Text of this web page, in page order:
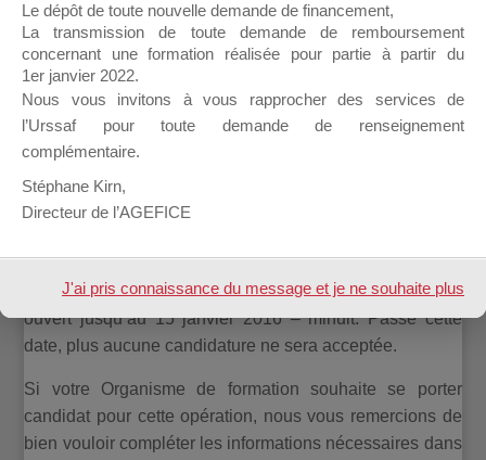
puis de sélectionner les Organismes et Offres qui seront
retenus pour les actions “Mallette du Dirigeant” qui
seront menées tout au long de l’année 2016.
Les Organismes Candidats seront informés du résultat
de leur candidature au cours de la
propositions :
L’Appel à propositions “Mallette du Dirigeant” 2016 est
ouvert jusqu’au 15 janvier 2016 – minuit. Passé cette
date, plus aucune candidature ne sera acceptée.
Si votre Organisme de formation souhaite se porter
candidat pour cette opération, nous vous remercions de
bien vouloir compléter les informations nécessaires dans
Le dépôt de toute nouvelle demande de financement,
La transmission de toute demande de remboursement
concernant une formation réalisée pour partie à partir du
1er janvier 2022.
Nous vous invitons à vous rapprocher des services de
l’Urssaf pour toute demande de renseignement
complémentaire.
Stéphane Kirn,
Directeur de l’AGEFICE
J'ai pris connaissance du message et je ne souhaite plus
l'afficher à l'avenir.